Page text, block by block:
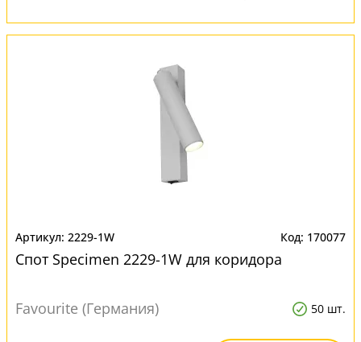
2229-1W 170077
Спот Specimen 2229-1W для коридора
Favourite (Германия) 50 шт.